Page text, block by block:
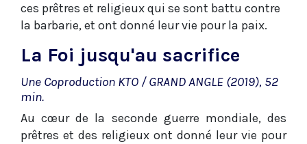
ces prêtres et religieux qui se sont battu contre
la barbarie, et ont donné leur vie pour la paix.
La Foi jusqu'au sacrifice
Une Coproduction KTO / GRAND ANGLE (2019), 52
min.
Au cœur de la seconde guerre mondiale, des
prêtres et des religieux ont donné leur vie pour